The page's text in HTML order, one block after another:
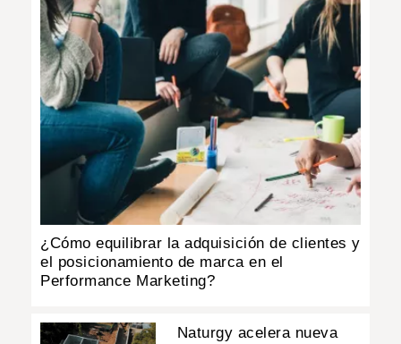
¿Cómo equilibrar la adquisición de clientes y
el posicionamiento de marca en el
Performance Marketing?
Naturgy acelera nueva